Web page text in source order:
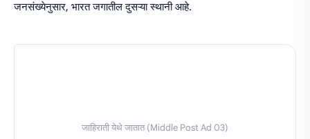
जनसंख्येनुसार, भारत जगातील दुसऱ्या स्थानी आहे.